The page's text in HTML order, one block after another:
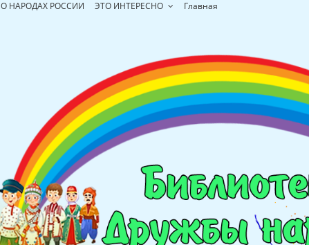
О НАРОДАХ РОССИИ ЭТО ИНТЕРЕСНО Главная